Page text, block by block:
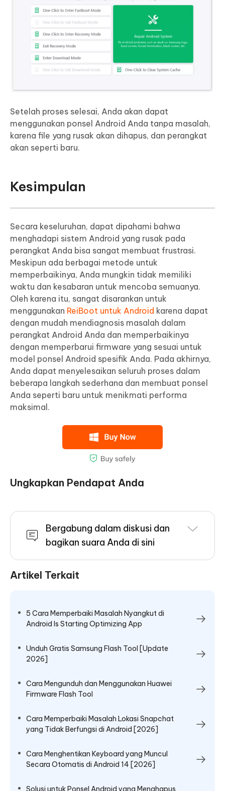
Setelah proses selesai, Anda akan dapat
menggunakan ponsel Android Anda tanpa masalah,
karena file yang rusak akan dihapus, dan perangkat
akan seperti baru.
Kesimpulan
Secara keseluruhan, dapat dipahami bahwa
menghadapi sistem Android yang rusak pada
perangkat Anda bisa sangat membuat frustrasi.
Meskipun ada berbagai metode untuk
memperbaikinya, Anda mungkin tidak memiliki
waktu dan kesabaran untuk mencoba semuanya.
Oleh karena itu, sangat disarankan untuk
menggunakan ReiBoot untuk Android karena dapat
dengan mudah mendiagnosis masalah dalam
perangkat Android Anda dan memperbaikinya
dengan memperbarui firmware yang sesuai untuk
model ponsel Android spesifik Anda. Pada akhirnya,
Anda dapat menyelesaikan seluruh proses dalam
beberapa langkah sederhana dan membuat ponsel
Anda seperti baru untuk menikmati performa
maksimal.
Ungkapkan Pendapat Anda
Bergabung dalam diskusi dan
bagikan suara Anda di sini
Artikel Terkait
5 Cara Memperbaiki Masalah Nyangkut di
Android Is Starting Optimizing App
Unduh Gratis Samsung Flash Tool [Update
2026]
Cara Mengunduh dan Menggunakan Huawei
Firmware Flash Tool
Cara Memperbaiki Masalah Lokasi Snapchat
yang Tidak Berfungsi di Android [2026]
Cara Menghentikan Keyboard yang Muncul
Secara Otomatis di Android 14 [2026]
Solusi untuk Ponsel Android yang Menghapus